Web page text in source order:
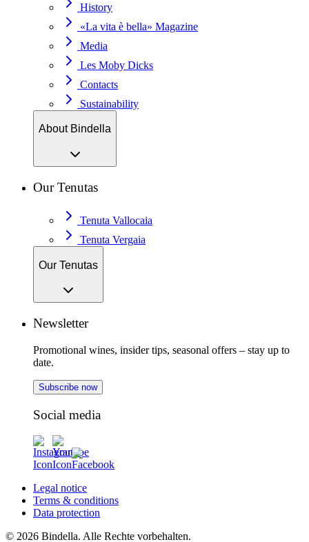
History
«La vita è bella» Magazine
Media
Les Moby Dicks
Contacts
Sustainability
About Bindella
Our Tenutas
Tenuta Vallocaia
Tenuta Vergaia
Our Tenutas
Newsletter
Promotional wines, insider tips, seasonal offers – stay up to
date.
Subscribe now
Social media
Legal notice
Terms & conditions
Data protection
© 2026 Bindella. Alle Rechte vorbehalten.